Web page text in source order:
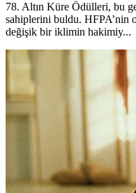
78. Altın Küre Ödülleri, bu
sahiplerini buldu. HFPA’nin
değişik bir iklimin hakimiy...